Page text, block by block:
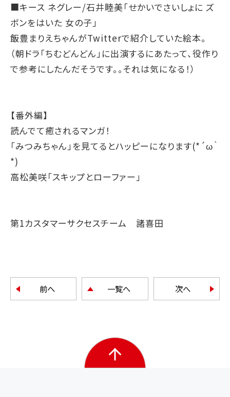
■キース ネグレー/石井睦美「せかいでさいしょに ズ
ボンをはいた 女の子」
飯豊まりえちゃんがTwitterで紹介していた絵本。
（朝ドラ「ちむどんどん」に出演するにあたって、役作り
で参考にしたんだそうです。。それは気になる！）
【番外編】
読んでて癒されるマンガ！
「みつみちゃん」を見てるとハッピーになります(*´ω｀
*)
高松美咲「スキップとローファー」
第1カスタマーサクセスチーム 諸喜田
前へ 一覧へ 次へ